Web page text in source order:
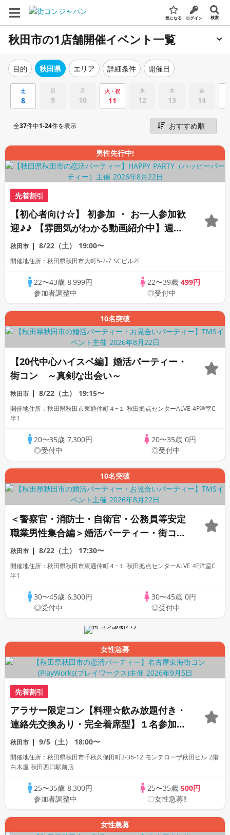
気になる ログイン 検索
秋田市の1店舗開催イベント一覧
目的 秋田県 エリア 詳細条件 開催日
土
8
日
9
月
10
火・祝
11
水
12
木
13
金
14
全37件中1-24件を表示
男性先行中!
先着割引
【初心者向け☆】 初参加 ・ お一人参加歓
迎♪♪ 【雰囲気がわかる動画紹介中】週末
プレミアム街コン
秋田市 8/22（土） 19:00〜
開催地住所：秋田県秋田市大町5-2-7 SCビル2F
22〜43歳 8,999円
参加者調整中
22〜39歳 499円
◎受付中
10名突破
【20代中心ハイスペ編】婚活パーティー・
街コン ～真剣な出会い～
秋田市 8/22（土） 19:15〜
開催地住所：秋田県秋田市東通仲町４−１ 秋田拠点センターALVE 4F洋室C
半1
20〜35歳 7,300円
◎受付中
20〜35歳 0円
◎受付中
10名突破
＜警察官・消防士・自衛官・公務員等安定
職業男性集合編＞婚活パーティー・街コ
ン ～真剣な出会い～
秋田市 8/22（土） 17:30〜
開催地住所：秋田県秋田市東通仲町４−１ 秋田拠点センターALVE 4F洋室C
半1
30〜45歳 6,300円
◎受付中
30〜45歳 0円
◎受付中
女性急募
先着割引
アラサー限定コン【料理☆飲み放題付き・
連絡先交換あり・完全着席型】１名参加多
数・初参加も大歓迎☆
秋田市 9/5（土） 18:00〜
開催地住所：秋田県秋田市千秋久保田町3-36-12 モンテローザ秋田ビル 2階
白木屋 秋田西口駅前店
25〜35歳 8,300円
参加者調整中
25〜35歳 500円
〇女性急募‼
女性急募